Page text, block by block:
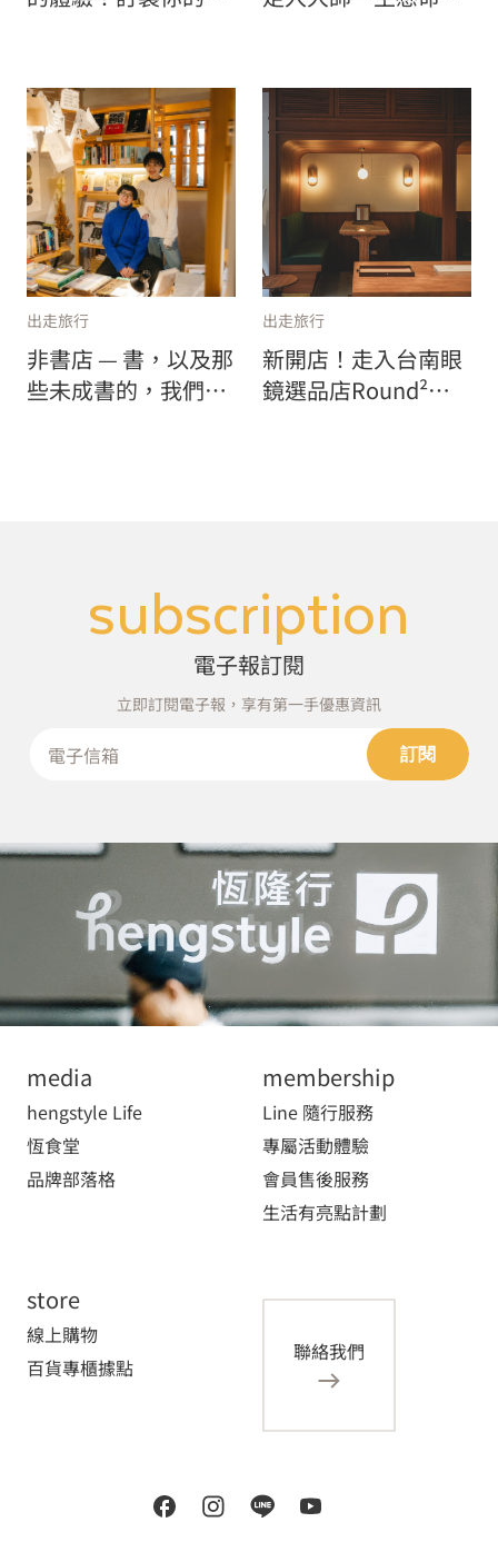
出走旅行
非書店 — 書，以及那
些未成書的，我們都
出走旅行
新開店！走入台南眼
鏡選品店Round²
subscription
電子報訂閱
立即訂閱電子報，享有第一手優惠資訊
訂閱
media
hengstyle Life
恆食堂
品牌部落格
membership
Line 隨行服務
專屬活動體驗
會員售後服務
生活有亮點計劃
store
線上購物
百貨專櫃據點
聯絡我們